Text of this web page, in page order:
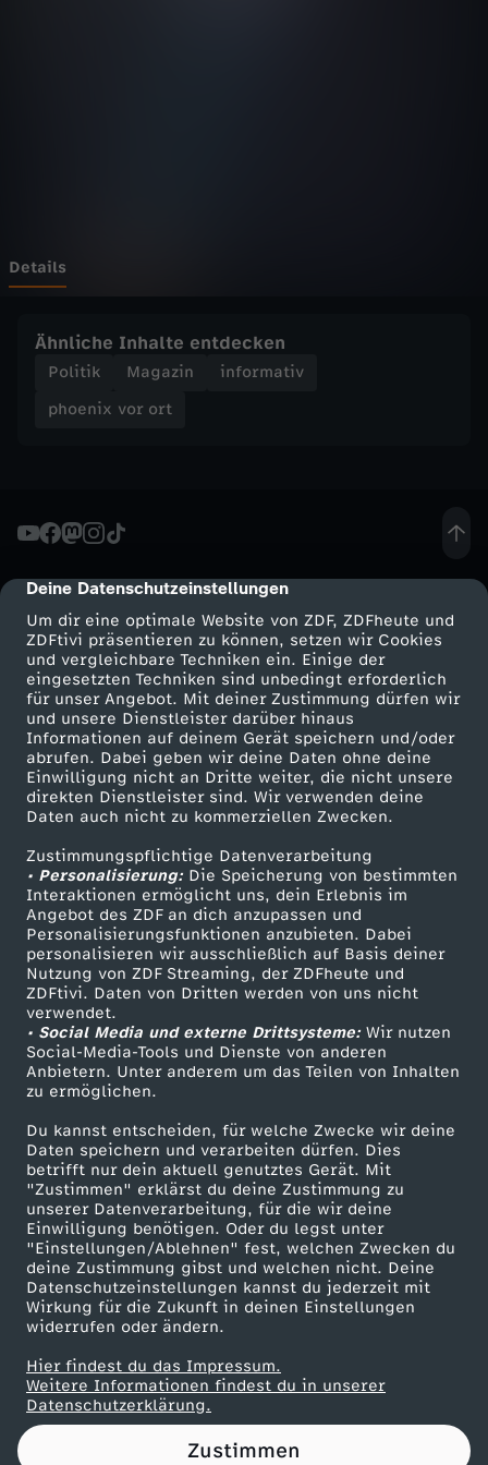
cmp-dialog-description
Deine Datenschutzeinstellungen
Um dir eine optimale Website von ZDF, ZDFheute und
ZDFtivi präsentieren zu können, setzen wir Cookies
und vergleichbare Techniken ein. Einige der
eingesetzten Techniken sind unbedingt erforderlich
für unser Angebot. Mit deiner Zustimmung dürfen wir
und unsere Dienstleister darüber hinaus
Informationen auf deinem Gerät speichern und/oder
abrufen. Dabei geben wir deine Daten ohne deine
Einwilligung nicht an Dritte weiter, die nicht unsere
direkten Dienstleister sind. Wir verwenden deine
Daten auch nicht zu kommerziellen Zwecken.
Zustimmungspflichtige Datenverarbeitung
• Personalisierung:Die Speicherung von bestimmten
Interaktionen ermöglicht uns, dein Erlebnis im
Angebot des ZDF an dich anzupassen und
Personalisierungsfunktionen anzubieten. Dabei
personalisieren wir ausschließlich auf Basis deiner
Nutzung von ZDF Streaming, der ZDFheute und
ZDFtivi. Daten von Dritten werden von uns nicht
verwendet.
• Social Media und externe Drittsysteme:Wir nutzen
Social-Media-Tools und Dienste von anderen
Anbietern. Unter anderem um das Teilen von Inhalten
zu ermöglichen.
Du kannst entscheiden, für welche Zwecke wir deine
Daten speichern und verarbeiten dürfen. Dies
betrifft nur dein aktuell genutztes Gerät. Mit
"Zustimmen" erklärst du deine Zustimmung zu
unserer Datenverarbeitung, für die wir deine
Einwilligung benötigen. Oder du legst unter
"Einstellungen/Ablehnen" fest, welchen Zwecken du
deine Zustimmung gibst und welchen nicht. Deine
Datenschutzeinstellungen kannst du jederzeit mit
Wirkung für die Zukunft in deinen Einstellungen
widerrufen oder ändern.
Hier findest du das Impressum.
Weitere Informationen findest du in unserer
Datenschutzerklärung.
Zustimmen
t
v
F
a
l
l
o
i
s
z
u
m
H
a
u
s
h
a
l
t
Details
Ähnliche Inhalte entdecken
Politik Magazin
informativ
phoenix vor ort
Mehr ZDF
ZDF-Apps
Smart TV
ZDFtext
Livestreams
Sendungen A-Z
TV-Programm
Service
ZDFmitreden
Kontakt zum ZDF
Tickets
Zuschauerservice
Hilfe
ZDF Unternehmen
Karriere
ZDF goes Schule
Werbefernsehen
Mainzelmännchen
Partner